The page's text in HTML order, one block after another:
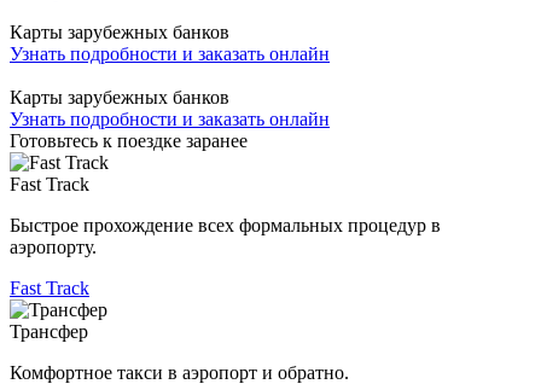
Карты зарубежных банков
Узнать подробности и заказать онлайн
Карты зарубежных банков
Узнать подробности и заказать онлайн
Готовьтесь к поездке заранее
Fast Track
Быстрое прохождение всех формальных процедур в
аэропорту.
Fast Track
Трансфер
Комфортное такси в аэропорт и обратно.